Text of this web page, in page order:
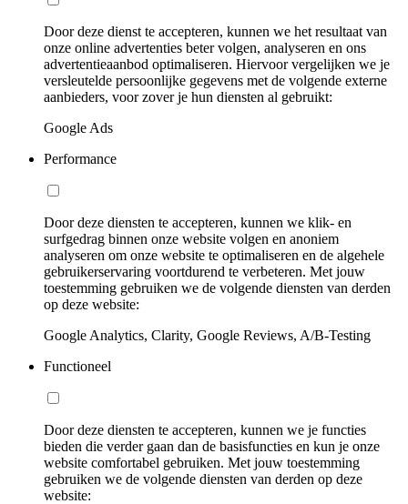
Door deze dienst te accepteren, kunnen we het resultaat van
onze online advertenties beter volgen, analyseren en ons
advertentieaanbod optimaliseren. Hiervoor vergelijken we je
versleutelde persoonlijke gegevens met de volgende externe
aanbieders, voor zover je hun diensten al gebruikt:
Google Ads
Performance
Door deze diensten te accepteren, kunnen we klik- en
surfgedrag binnen onze website volgen en anoniem
analyseren om onze website te optimaliseren en de algehele
gebruikerservaring voortdurend te verbeteren. Met jouw
toestemming gebruiken we de volgende diensten van derden
op deze website:
Google Analytics, Clarity, Google Reviews, A/B-Testing
Functioneel
Door deze diensten te accepteren, kunnen we je functies
bieden die verder gaan dan de basisfuncties en kun je onze
website comfortabel gebruiken. Met jouw toestemming
gebruiken we de volgende diensten van derden op deze
website: